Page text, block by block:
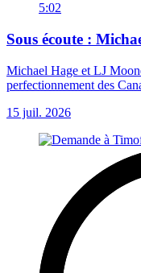
5:02
Sous écoute :
Michael Hage et LJ
perfectionnement des
15 juil. 2026